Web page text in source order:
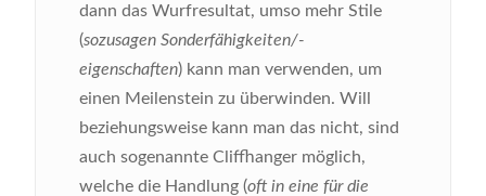
dann das Wurfresultat, umso mehr Stile
(sozusagen Sonderfähigkeiten/-
eigenschaften) kann man verwenden, um
einen Meilenstein zu überwinden. Will
beziehungsweise kann man das nicht, sind
auch sogenannte Cliffhanger möglich,
welche die Handlung (oft in eine für die